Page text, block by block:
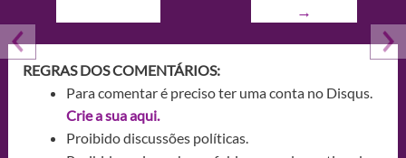
→
REGRAS DOS COMENTÁRIOS:
Para comentar é preciso ter uma conta no Disqus.
Crie a sua aqui.
Proibido discussões políticas.